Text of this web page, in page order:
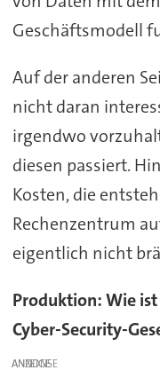
Geschäftsmodell
Auf der anderen
nicht daran
irgendwo
diesen passiert.
Kosten, die
Rechenzentrum
eigentlich nicht
Produktion: Wie
Cyber-Security-
ANZEIGE